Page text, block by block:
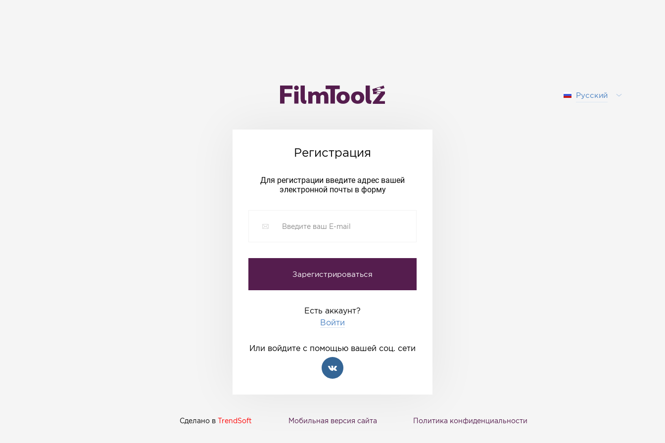
Русский
Регистрация
Для регистрации введите адрес вашей
электронной почты в форму
Есть аккаунт?
Войти
Или войдите с помощью вашей соц. сети
Сделано в TrendSoft Мобильная версия сайта Политика конфиденциальности